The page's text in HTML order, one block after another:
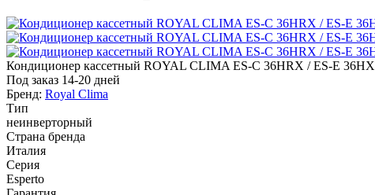
Кондиционер кассетный ROYAL CLIMA ES-C 36HRX / ES-E 36HX
Под заказ 14-20 дней
Бренд: Royal Clima
Тип
неинверторный
Страна бренда
Италия
Серия
Esperto